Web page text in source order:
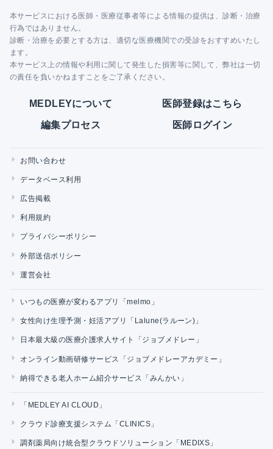
本サービスにおける医師・医療従事者等による情報の提供は、診断・治療
行為ではありません。
診断・治療を必要とする方は、適切な医療機関での受診をおすすめいたし
ます。
本サービス上の情報や利用に関して発生した損害等に関して、弊社は一切
の責任を負いかねますことをご了承ください。
MEDLEYについて 医師登録はこちら
編集プロセス 医師ログイン
お問い合わせ
データベース利用
広告掲載
利用規約
プライバシーポリシー
外部送信ポリシー
運営会社
いつもの医療が変わるアプリ「melmo」
女性向け生理予測・妊活アプリ「Lalune(ラルーン)」
日本最大級の医療介護求人サイト「ジョブメドレー」
オンライン動画研修サービス「ジョブメドレーアカデミー」
納得できる老人ホーム紹介サービス「みんかい」
「MEDLEY AI CLOUD」
クラウド診療支援システム「CLINICS」
調剤薬局向け統合型クラウドソリューション「MEDIXS」